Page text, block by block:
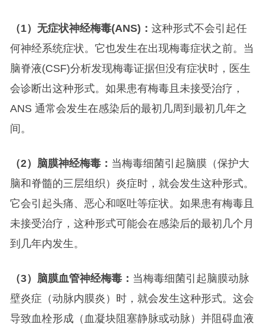
（1）无症状神经梅毒(ANS)： 这种形式不会引起任
何神经系统症状。它也发生在出现梅毒症状之前。当
脑脊液(CSF)分析发现梅毒证据但没有症状时，医生
会诊断出这种形式。如果患有梅毒且未接受治疗，
ANS 通常会发生在感染后的最初几周到最初几年之
间。
（2）脑膜神经梅毒： 当梅毒细菌引起脑膜（保护大
脑和脊髓的三层组织）炎症时，就会发生这种形式。
它会引起头痛、恶心和呕吐等症状。如果患有梅毒且
未接受治疗，这种形式可能会在感染后的最初几个月
到几年内发生。
（3）脑膜血管神经梅毒： 当梅毒细菌引起脑膜动脉
壁炎症（动脉内膜炎）时，就会发生这种形式。这会
导致血栓形成（血凝块阻塞静脉或动脉）并阻碍血液